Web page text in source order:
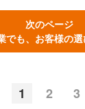
次のページ
でも、お客様の
1 2 3